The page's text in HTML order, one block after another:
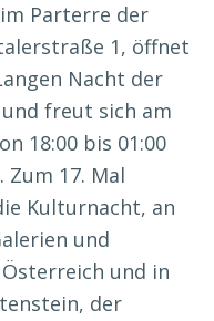
Parterre der
1, öffnet
Nacht der
freut sich am
18:00 bis 01:00
Zum 17. Mal
Kulturnacht, an
und
und in
der